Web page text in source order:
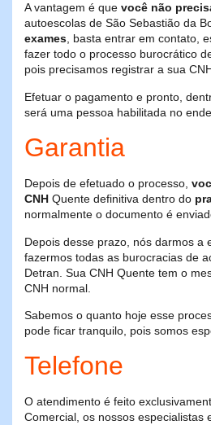
A vantagem é que você não
autoescolas de São Sebastião da
exames, basta entrar em contato,
fazer todo o processo burocrático
pois precisamos registrar a sua
Efetuar o pagamento e pronto,
será uma pessoa habilitada no
Garantia
Depois de efetuado o processo,
CNH Quente definitiva dentro do
normalmente o documento é
Depois desse prazo, nós darmos a
fazermos todas as burocracias de
Detran. Sua CNH Quente tem o
CNH normal.
Sabemos o quanto hoje esse
pode ficar tranquilo, pois somos
Telefone
O atendimento é feito
Comercial, os nossos especialistas